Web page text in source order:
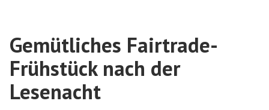
Gemütliches Fairtrade-
Frühstück nach der
Lesenacht